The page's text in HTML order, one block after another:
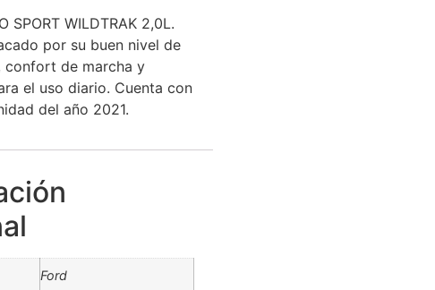
SPORT WILDTRAK 2,0L.
por su buen nivel de
confort de marcha y
el uso diario. Cuenta con
del año 2021.
Ford